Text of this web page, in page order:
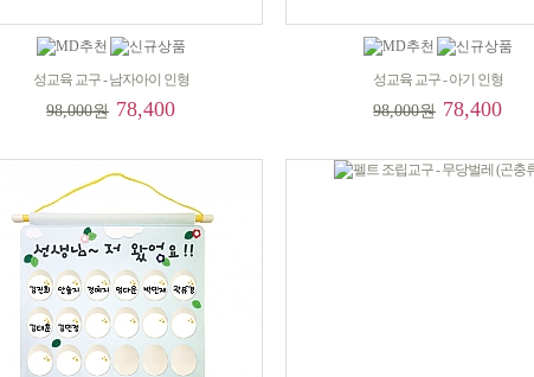
성교육 교구 - 남자아이 인형
98,000원 78,400
성교육 교구 - 아기 인형
98,000원 78,400